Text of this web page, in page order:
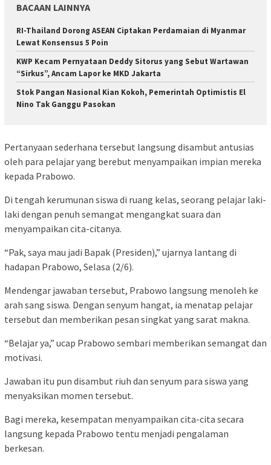
BACAAN LAINNYA
RI-Thailand Dorong ASEAN Ciptakan Perdamaian di Myanmar
Lewat Konsensus 5 Poin
KWP Kecam Pernyataan Deddy Sitorus yang Sebut Wartawan
“Sirkus”, Ancam Lapor ke MKD Jakarta
Stok Pangan Nasional Kian Kokoh, Pemerintah Optimistis El
Nino Tak Ganggu Pasokan
Pertanyaan sederhana tersebut langsung disambut antusias
oleh para pelajar yang berebut menyampaikan impian mereka
kepada Prabowo.
Di tengah kerumunan siswa di ruang kelas, seorang pelajar laki-
laki dengan penuh semangat mengangkat suara dan
menyampaikan cita-citanya.
“Pak, saya mau jadi Bapak (Presiden),” ujarnya lantang di
hadapan Prabowo, Selasa (2/6).
Mendengar jawaban tersebut, Prabowo langsung menoleh ke
arah sang siswa. Dengan senyum hangat, ia menatap pelajar
tersebut dan memberikan pesan singkat yang sarat makna.
“Belajar ya,” ucap Prabowo sembari memberikan semangat dan
motivasi.
Jawaban itu pun disambut riuh dan senyum para siswa yang
menyaksikan momen tersebut.
Bagi mereka, kesempatan menyampaikan cita-cita secara
langsung kepada Prabowo tentu menjadi pengalaman
berkesan.